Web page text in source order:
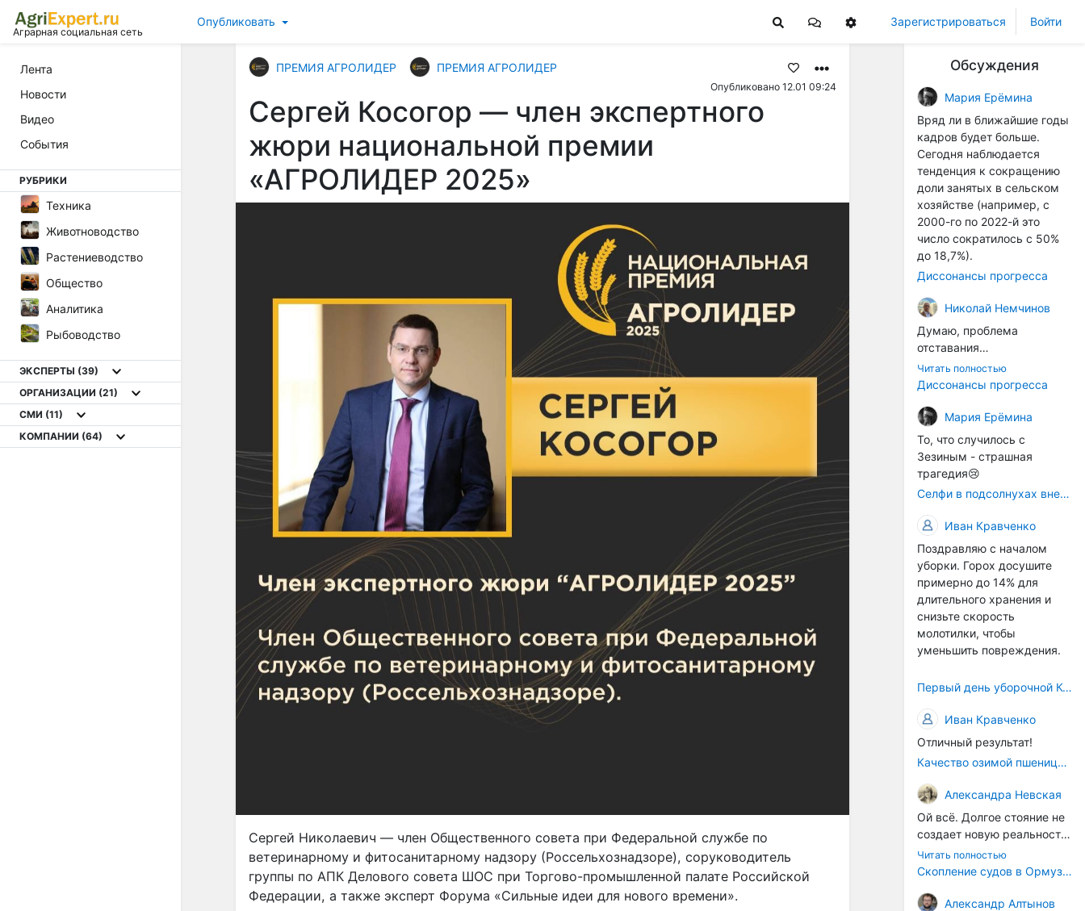
Аграрная социальная сеть
Опубликовать Зарегистрироваться Войти
Лента
Новости
Видео
События
РУБРИКИ
Техника
Животноводство
Растениеводство
Общество
Аналитика
Рыбоводство
ЭКСПЕРТЫ (39)
ОРГАНИЗАЦИИ (21)
СМИ (11)
КОМПАНИИ (64)
ПРЕМИЯ АГРОЛИДЕР ПРЕМИЯ АГРОЛИДЕР
Опубликовано 12.01 09:24
Сергей Косогор — член экспертного
жюри национальной премии
«АГРОЛИДЕР 2025»
Сергей Николаевич — член Общественного совета при Федеральной службе по
ветеринарному и фитосанитарному надзору (Россельхознадзоре), сорукoводитель
группы по АПК Делового совета ШОС при Торгово-промышленной палате Российской
Федерации, а также эксперт Форума «Сильные идеи для нового времени».
Обсуждения
Мария Ерёмина
Вряд ли в ближайшие годы
кадров будет больше.
Сегодня наблюдается
тенденция к сокращению
доли занятых в сельском
хозяйстве (например, с
2000-го по 2022-й это
число сократилось с 50%
до 18,7%).
Диссонансы прогресса
Николай Немчинов
Думаю, проблема
отставания
технологичности
оборудования в
окажется связана с
кадрами. Их надо будет
все больше, чтобы
затыкать
образовывающиеся
технологические дыры. И
это в рамках
существующих реалий для
людей принимающих
решения как раз хорошо,
само село окажется при
деле, да и количество
задействованных в
сельхозпоризводстве
кадров таким образом
Читать полностью
Диссонансы прогресса
Мария Ерёмина
То, что случилось с
Зезиным - страшная
трагедия😢
Селфи в подсолнухах вне закона: За проникновение на сельхозземли без разрешения хотят штрафовать
Иван Кравченко
Поздравляю с началом
уборки. Горох досушите
примерно до 14% для
длительного хранения и
снизьте скорость
молотилки, чтобы
уменьшить повреждения.
Первый день уборочной Компании 2026🫡Считаю открытым.
Иван Кравченко
Отличный результат!
Качество озимой пшеницы 2026 год
Александра Невская
Ой всё. Долгое стояние не
создает новую реальность.
Морские организмы всегда
накапливаются на судах.
на чистку от тех самых
Читать полностью
Скопление судов в Ормузском проливе грозит катастрофическим распространением инвазивных видов
Александр Алтынов